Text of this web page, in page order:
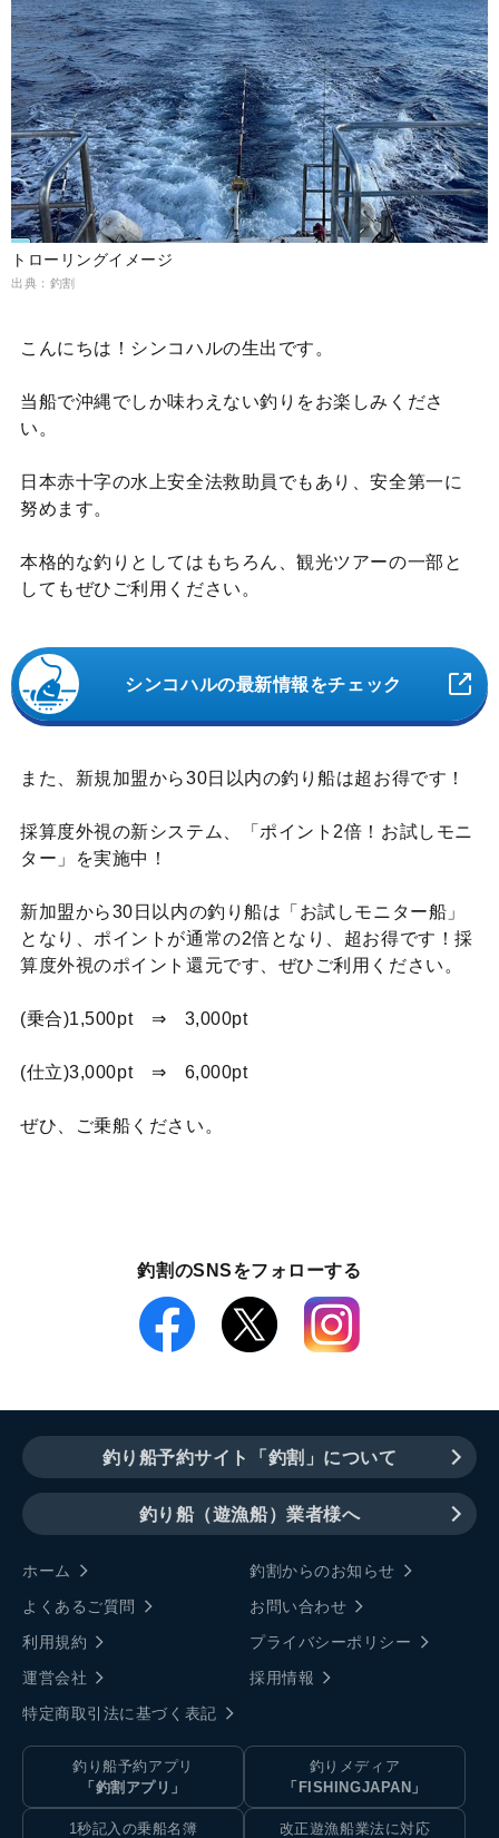
トローリングイメージ
出典：釣割
こんにちは！シンコハルの生出です。
当船で沖縄でしか味わえない釣りをお楽しみくださ
い。
日本赤十字の水上安全法救助員でもあり、安全第一に
努めます。
本格的な釣りとしてはもちろん、観光ツアーの一部と
してもぜひご利用ください。
シンコハルの最新情報をチェック
また、新規加盟から30日以内の釣り船は超お得です！
採算度外視の新システム、「ポイント2倍！お試しモニ
ター」を実施中！
新加盟から30日以内の釣り船は「お試しモニター船」
となり、ポイントが通常の2倍となり、超お得です！採
算度外視のポイント還元です、ぜひご利用ください。
(乗合)1,500pt ⇒ 3,000pt
(仕立)3,000pt ⇒ 6,000pt
ぜひ、ご乗船ください。
釣割のSNSをフォローする
釣り船予約サイト「釣割」について
釣り船（遊漁船）業者様へ
ホーム
釣割からのお知らせ
よくあるご質問
お問い合わせ
利用規約
プライバシーポリシー
運営会社
採用情報
特定商取引法に基づく表記
釣り船予約アプリ
「釣割アプリ」
釣りメディア
「FISHINGJAPAN」
1秒記入の乗船名簿
改正遊漁船業法に対応